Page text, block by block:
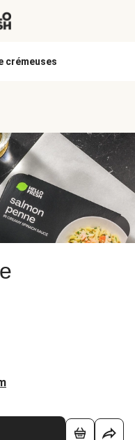
crémeuses